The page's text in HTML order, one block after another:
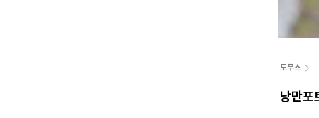
도무스
낭만